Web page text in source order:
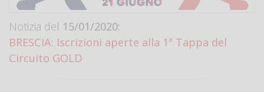
Notizia del 15/01/2020:
BRESCIA: Iscrizioni aperte alla 1ª Tappa del
Circuito GOLD